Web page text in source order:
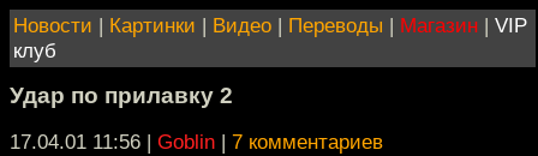
Новости | Картинки | Видео | Переводы | Магазин | VIP
клуб
Удар по прилавку 2
17.04.01 11:56 | Goblin | 7 комментариев